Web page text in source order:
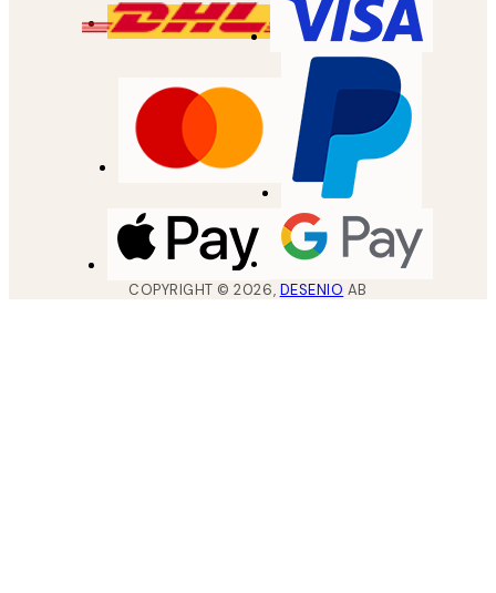
COPYRIGHT ©2026, DESENIO AB